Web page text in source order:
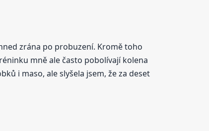
zrána po probuzení. Kromě toho
mně ale často pobolívají kolena
i maso, ale slyšela jsem, že za deset